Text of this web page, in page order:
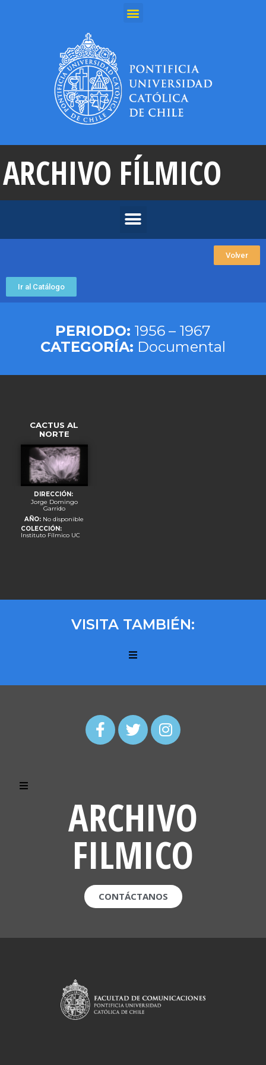
ARCHIVO FÍLMICO
Volver
Ir al Catálogo
PERIODO: 1956 – 1967
CATEGORÍA: Documental
CACTUS AL
NORTE
DIRECCIÓN:
Jorge Domingo
Garrido
AÑO: No disponible
COLECCIÓN:
Instituto Fílmico UC
VISITA TAMBIÉN:
ARCHIVO
FILMICO
CONTÁCTANOS